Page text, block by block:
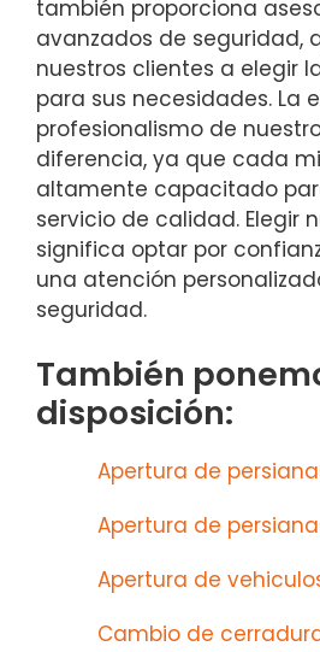
también proporciona
avanzados de seguridad,
nuestros clientes a elegir
para sus necesidades. La
profesionalismo de
diferencia, ya que cada
altamente capacitado
servicio de calidad. Elegir
significa optar por
una atención
seguridad.
También
disposición:
Apertura de
Apertura de
Apertura de
Cambio de